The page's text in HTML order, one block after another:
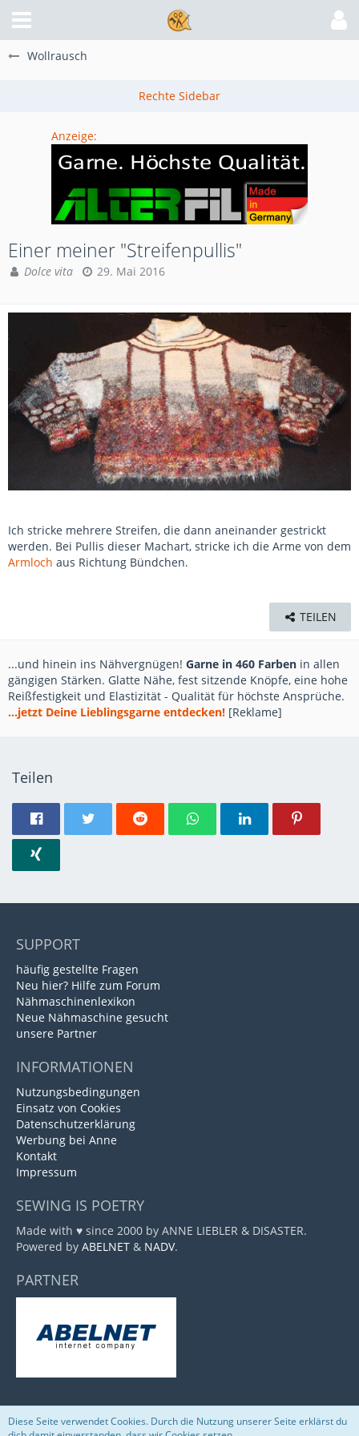
Wollrausch
Anzeige:
Einer meiner "Streifenpullis"
Dolce vita 29. Mai 2016
Ich stricke mehrere Streifen, die dann aneinander gestrickt
werden. Bei Pullis dieser Machart, stricke ich die Arme von dem
Armloch aus Richtung Bündchen.
TEILEN
...und hinein ins Nähvergnügen! Garne in 460 Farben in allen
gängigen Stärken. Glatte Nähe, fest sitzende Knöpfe, eine hohe
Reißfestigkeit und Elastizität - Qualität für höchste Ansprüche.
...jetzt Deine Lieblingsgarne entdecken! [Reklame]
Teilen
SUPPORT
häufig gestellte Fragen
Neu hier? Hilfe zum Forum
Nähmaschinenlexikon
Neue Nähmaschine gesucht
unsere Partner
INFORMATIONEN
Nutzungsbedingungen
Einsatz von Cookies
Datenschutzerklärung
Werbung bei Anne
Kontakt
Impressum
SEWING IS POETRY
Made with ♥ since 2000 by ANNE LIEBLER & DISASTER.
Powered by ABELNET & NADV.
PARTNER
Community-Software:WoltLab Suite™
Diese Seite verwendet Cookies. Durch die Nutzung unserer Seite erklärst du